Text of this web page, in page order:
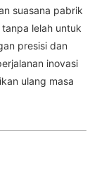
suasana pabrik
lelah untuk
presisi dan
inovasi
ulang masa